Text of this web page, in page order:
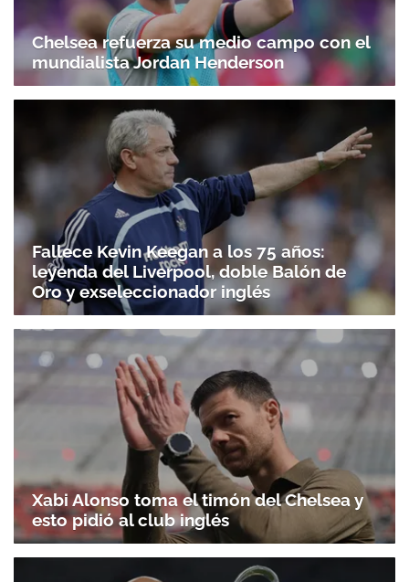
Chelsea refuerza su medio campo con el
mundialista Jordan Henderson
Fallece Kevin Keegan a los 75 años:
leyenda del Liverpool, doble Balón de
Oro y exseleccionador inglés
Xabi Alonso toma el timón del Chelsea y
esto pidió al club inglés